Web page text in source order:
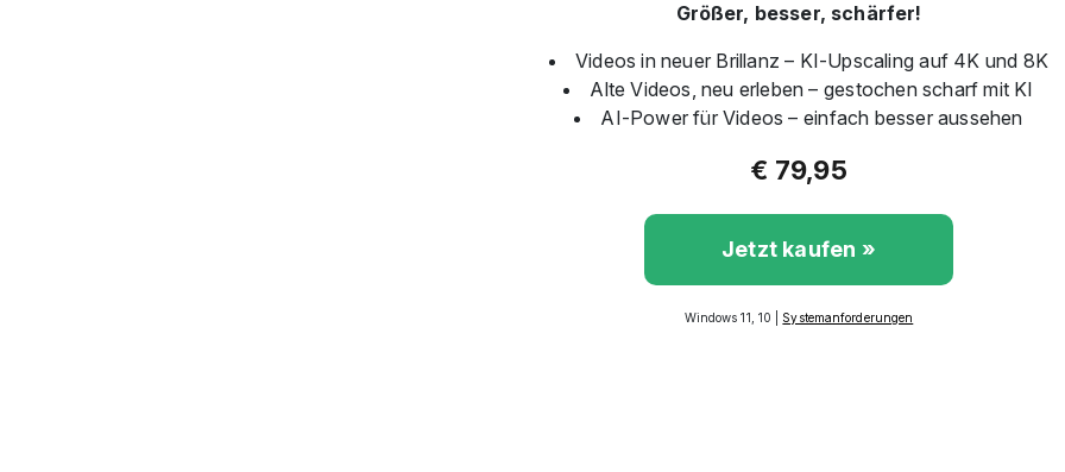
Größer, besser, schärfer!
Videos in neuer Brillanz – KI-Upscaling auf 4K und 8K
Alte Videos, neu erleben – gestochen scharf mit KI
AI-Power für Videos – einfach besser aussehen
€ 79,95
Jetzt kaufen »
Windows 11, 10 | Systemanforderungen